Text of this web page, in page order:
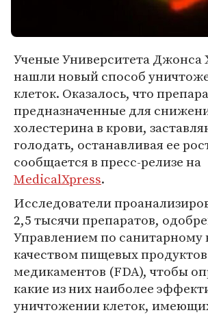
Ученые Университета Джонса
нашли новый способ
клеток. Оказалось, что
предназначенные для
холестерина в крови,
голодать, останавливая ее
сообщается в пресс-релизе на
MedicalXpress.
Исследователи
2,5 тысячи препаратов,
Управлением по санитарному
качеством пищевых
медикаментов (FDA), чтобы
какие из них наиболее
уничтожении клеток,